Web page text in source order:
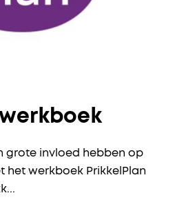
grote invloed hebben op
het werkboek PrikkelPlan
...